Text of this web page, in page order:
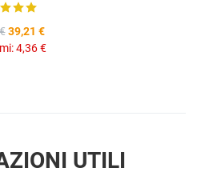
39,21 €
4,36 €
UTILI